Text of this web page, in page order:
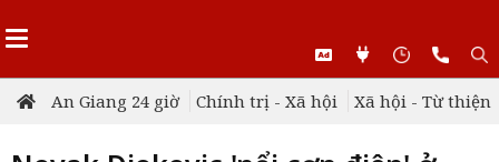
An Giang 24 giờ Chính trị - Xã hội Xã hội - Từ thiện